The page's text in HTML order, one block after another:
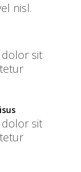
nisl.
sit
sit